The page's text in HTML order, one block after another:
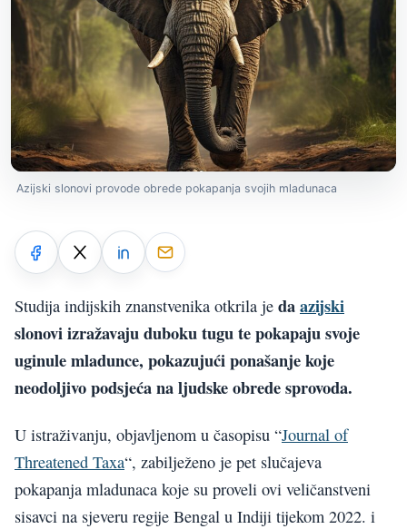
Azijski slonovi provode obrede pokapanja svojih mladunaca
Studija indijskih znanstvenika otkrila je daazijski
slonovi izražavaju duboku tugu te pokapaju svoje
uginule mladunce, pokazujući ponašanje koje
neodoljivo podsjeća na ljudske obrede sprovoda.
U istraživanju, objavljenom u časopisu “Journal of
Threatened Taxa“, zabilježeno je pet slučajeva
pokapanja mladunaca koje su proveli ovi veličanstveni
sisavci na sjeveru regije Bengal u Indiji tijekom 2022. i